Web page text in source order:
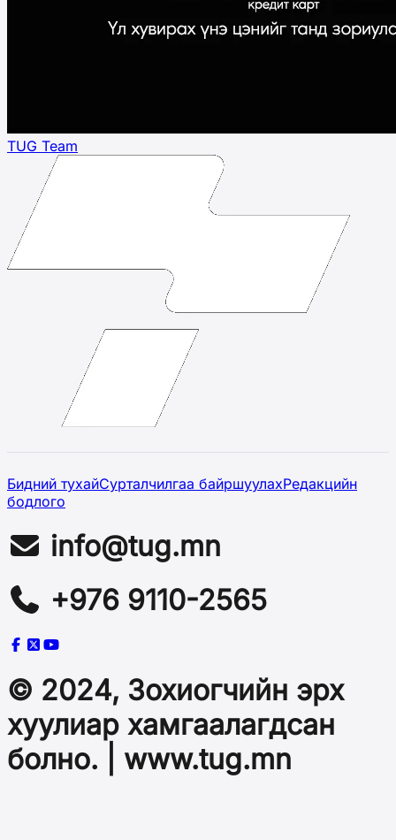
TUG Team
Бидний тухайСурталчилгаа байршуулахРедакцийн
бодлого
info@tug.mn
+976 9110-2565
© 2024, Зохиогчийн эрх
хуулиар хамгаалагдсан
болно. | www.tug.mn